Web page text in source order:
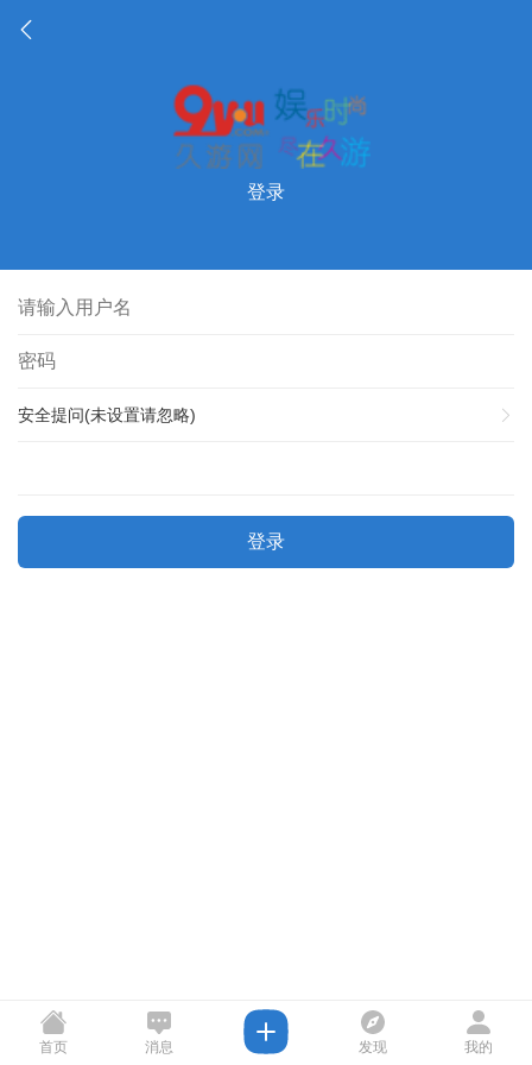
登录
安全提问(未设置请忽略)
登录
首页 消息 发现 我的